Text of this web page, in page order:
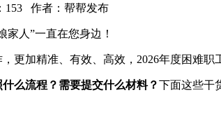
153 作者：帮帮发布
家人”一直在您身边！
更加精准、有效、高效，2026年度困难职
么流程？需要提交什么材料？下面这些干